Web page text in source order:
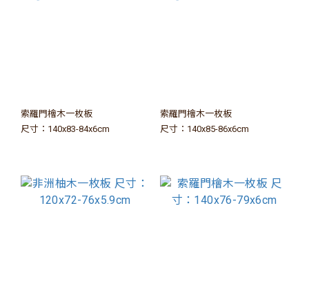
索羅門檜木一枚板
尺寸：140x83-84x6cm
索羅門檜木一枚板
尺寸：140x85-86x6cm